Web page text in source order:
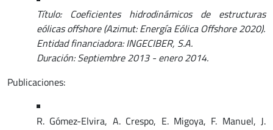
Título: Coeficientes hidrodinámicos de estructuras
eólicas offshore (Azimut: Energía Eólica Offshore 2020).
Entidad financiadora: INGECIBER, S.A.
Duración: Septiembre 2013 - enero 2014.
Publicaciones:
R. Gómez-Elvira, A. Crespo, E. Migoya, F. Manuel, J.